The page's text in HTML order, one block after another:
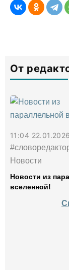
От
11:04 22.01.2026
Новости
Новости из
вселенной!